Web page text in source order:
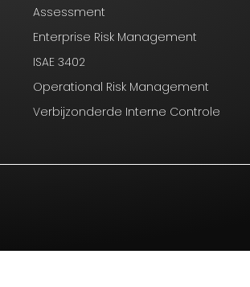
Assessment
Enterprise Risk Management
ISAE 3402
Operational Risk Management
Verbijzonderde Interne Controle